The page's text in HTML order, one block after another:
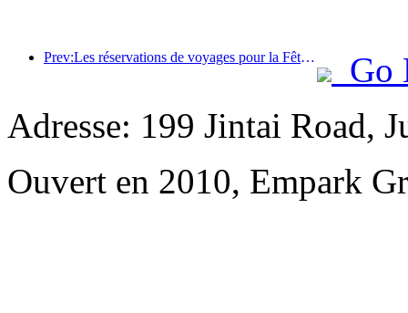
Prev:Les réservations de voyages pour la Fête du Printemps sont en plein essor ! 2,3 millions d'entreprises hôtelières pourraient connaître un bon départ
Go
Adresse: 199 Jintai Road,
Ouvert en 2010, Empark